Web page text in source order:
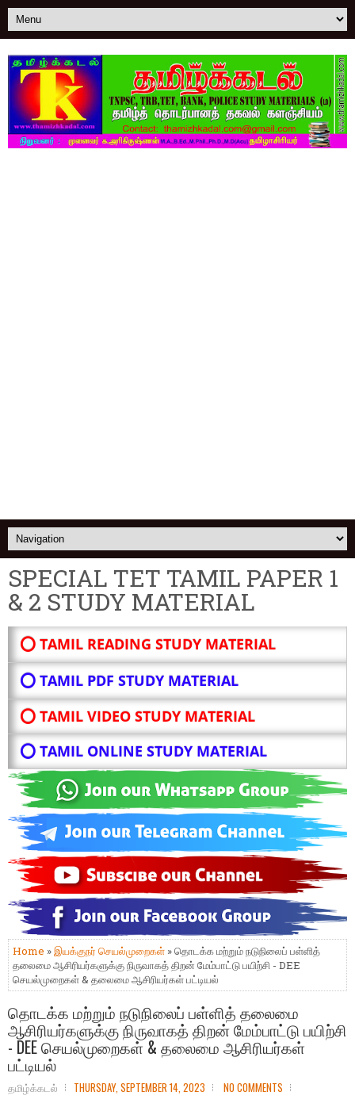
SPECIAL TET TAMIL PAPER 1
& 2 STUDY MATERIAL
⭕ TAMIL READING STUDY MATERIAL
⭕ TAMIL PDF STUDY MATERIAL
⭕ TAMIL VIDEO STUDY MATERIAL
⭕ TAMIL ONLINE STUDY MATERIAL
Home »இயக்குநர் செயல்முறைகள் » தொடக்க மற்றும் நடுநிலைப் பள்ளித்
தலைமை ஆசிரியர்களுக்கு நிருவாகத் திறன் மேம்பாட்டு பயிற்சி - DEE
செயல்முறைகள் & தலைமை ஆசிரியர்கள் பட்டியல்
தொடக்க மற்றும் நடுநிலைப் பள்ளித் தலைமை
ஆசிரியர்களுக்கு நிருவாகத் திறன் மேம்பாட்டு பயிற்சி
- DEE செயல்முறைகள் & தலைமை ஆசிரியர்கள்
பட்டியல்
தமிழ்க்கடல் THURSDAY, SEPTEMBER 14, 2023 NO COMMENTS